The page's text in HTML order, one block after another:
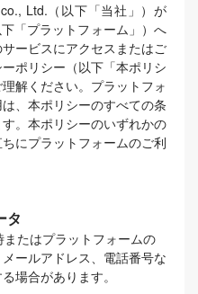
Ltd.（以下「当社」）が
「プラットフォーム」）へ
ービスにアクセスまたはご
ポリシー（以下「本ポリシ
解ください。プラットフォ
、本ポリシーのすべての条
。本ポリシーのいずれかの
にプラットフォームのご利
タ
たはプラットフォームの
ールアドレス、電話番号な
場合があります。